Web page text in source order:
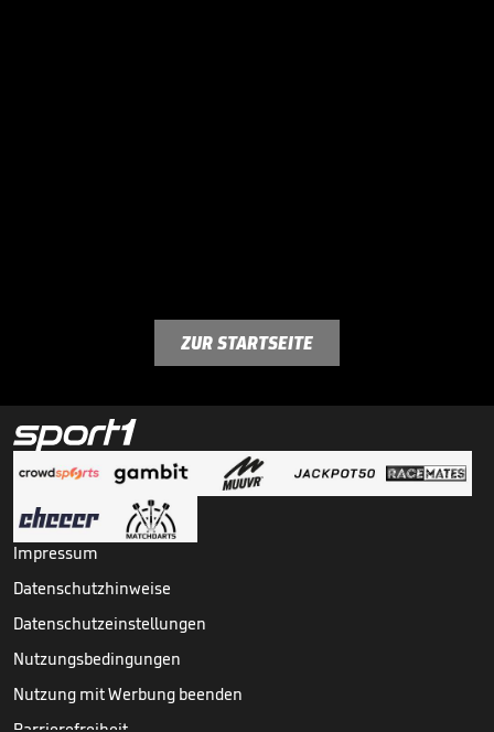
ZUR STARTSEITE
Impressum
Datenschutzhinweise
Datenschutzeinstellungen
Nutzungsbedingungen
Nutzung mit Werbung beenden